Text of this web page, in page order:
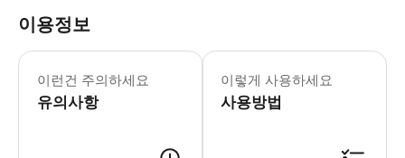
이용정보
이런건 주의하세요
유의사항
이렇게 사용하세요
사용방법